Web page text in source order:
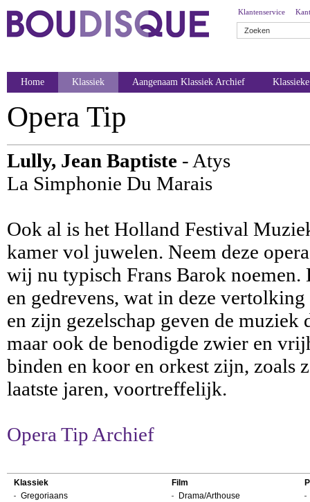
Klantenservice
Home Klassiek Aangenaam Klassiek Archief
Opera Tip
Lully, Jean Baptiste - Atys
La Simphonie Du Marais
Ook al is het Holland Festival
kamer vol juwelen. Neem deze
wij nu typisch Frans Barok
en gedrevens, wat in deze
en zijn gezelschap geven de
maar ook de benodigde zwier en
binden en koor en orkest zijn, zoals
laatste jaren, voortreffelijk.
Opera Tip Archief
Klassiek
Gregoriaans
Film
Drama/Arthouse